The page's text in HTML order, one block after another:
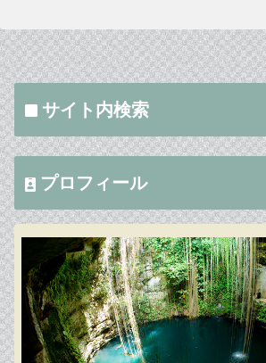
サイト内検索
プロフィール